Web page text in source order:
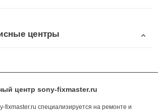
центры
центр sony-fixmaster.ru
fixmaster.ru специализируется на ремонте и